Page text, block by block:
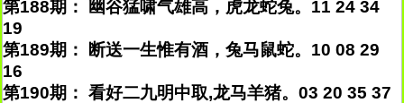
第188期： 幽谷猛啸气雄高，虎龙蛇兔。11 24 34
19
第189期： 断送一生惟有酒，兔马鼠蛇。10 08 29
16
第190期： 看好二九明中取,龙马羊猪。03 20 35 37